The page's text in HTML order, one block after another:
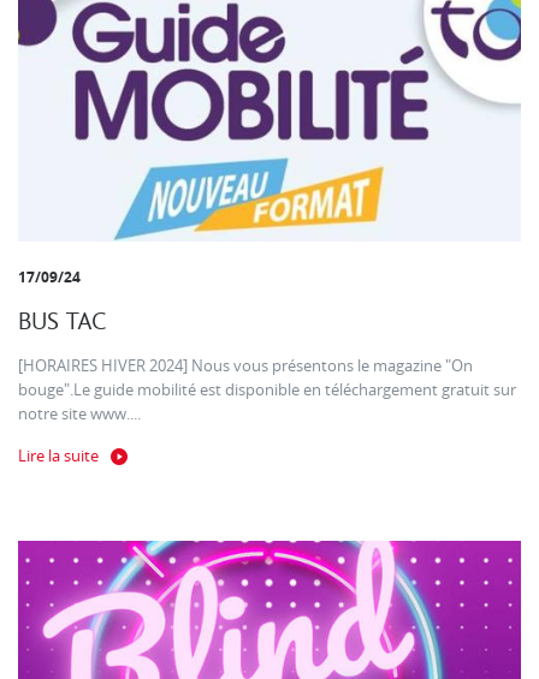
17/09/24
BUS TAC
[HORAIRES HIVER 2024] Nous vous présentons le magazine "On
bouge".Le guide mobilité est disponible en téléchargement gratuit sur
notre site www....
Lire la suite